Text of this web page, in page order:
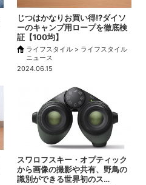
じつはかなりお買い得!?ダイソ
ーのキャンプ用ロープを徹底検
証【100均】
ライフスタイル > ライフスタイル
ニュース
2024.06.15
スワロフスキー・オプティック
から画像の撮影や共有、野鳥の
識別ができる世界初のス…